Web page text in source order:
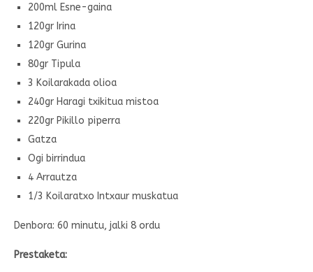
200ml Esne-gaina
120gr Irina
120gr Gurina
80gr Tipula
3 Koilarakada olioa
240gr Haragi txikitua mistoa
220gr Pikillo piperra
Gatza
Ogi birrindua
4 Arrautza
1/3 Koilaratxo Intxaur muskatua
Denbora: 60 minutu, jalki 8 ordu
Prestaketa: